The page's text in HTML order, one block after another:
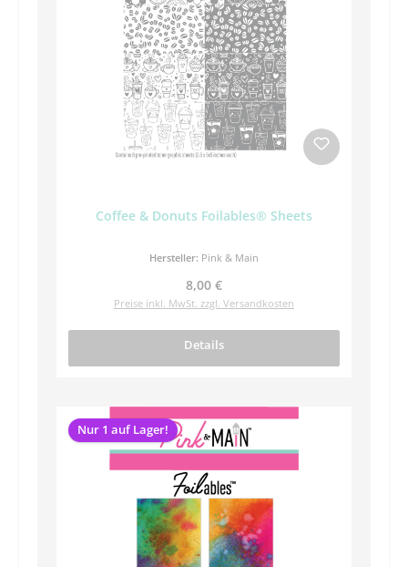
Coffee & Donuts Foilables® Sheets
Hersteller: Pink & Main
Regulärer Preis:
8,00 €
Preise inkl. MwSt. zzgl. Versandkosten
Details
Nur 1 auf Lager!